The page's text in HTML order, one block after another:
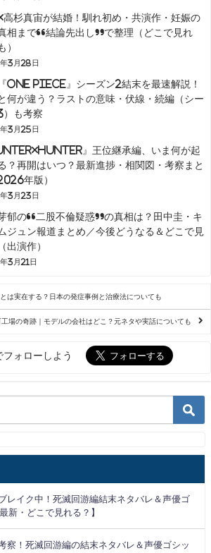
高杉真宙が結婚！馴れ初め・共演作・妊娠の
相まで“結論先出し”で整理（どこで見れ
）
3月28日
ONE PIECE』シーズン2結末を最速解説！
何が違う？ラストの意味・伏線・続編（シー
）も考察
3月25日
』王位継承編、いま何が起
？再開はいつ？最新進捗・相関図・考察まと
年版）
3月23日
郁の“二股不倫疑惑”の真相は？田中圭・キ
ジュン報道まとめ／今後どうなる＆どこで見
出演作）
3月21日
は実在する？日本の発症事例と治療法についても
工場の奇跡｜モデルの会社はどこ？元ネタや実話についても
ローしよう
レイク中！死滅回游編結末ネタバレ＆声優ゴ
新・どこで見れる？】
察！死滅回游編の結末ネタバレ＆声優ゴシッ